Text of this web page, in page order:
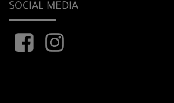
SOCIAL MEDIA